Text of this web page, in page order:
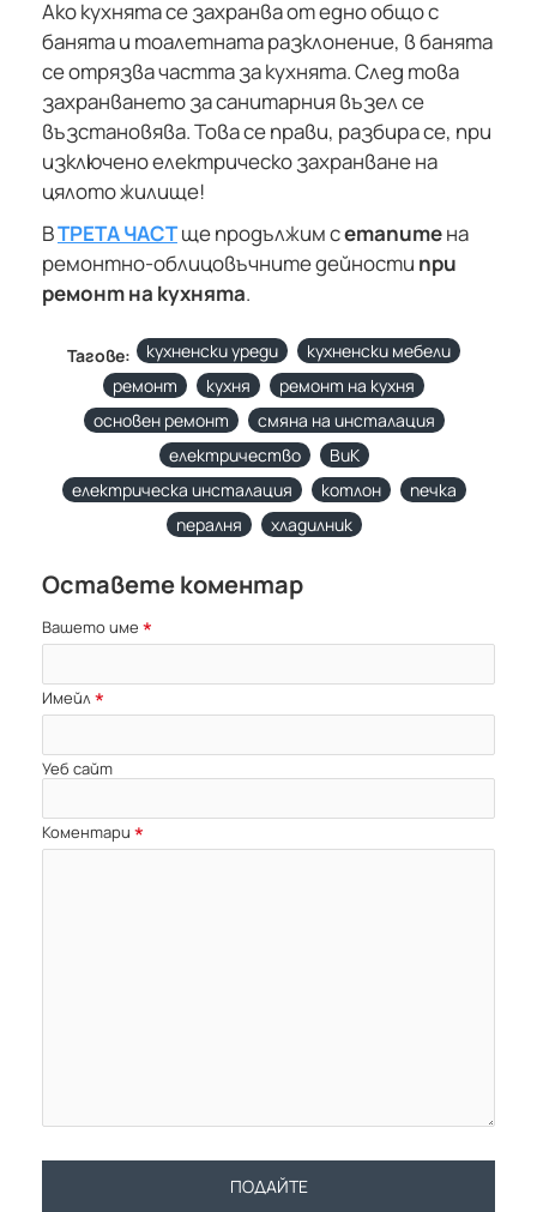
Ако кухнята се захранва от едно общо с
банята и тоалетната разклонение, в банята
се отрязва частта за кухнята. След това
захранването за санитарния възел се
възстановява. Това се прави, разбира се, при
изключено електрическо захранване на
цялото жилище!
ВТРЕТА ЧАСТще продължим сетапитена
ремонтно-облицовъчните дейности при
ремонт на кухнята.
Тагове: кухненски уреди
кухненски мебели
ремонт
кухня
ремонт на кухня
основен ремонт
смяна на инсталация
електричество
ВиК
електрическа инсталация
котлон
печка
пералня
хладилник
Оставете коментар
Вашето име
Имейл
Уеб сайт
Коментари
ПОДАЙТЕ